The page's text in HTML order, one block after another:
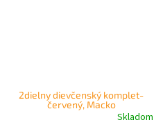
2dielny dievčenský komplet-
červený, Macko